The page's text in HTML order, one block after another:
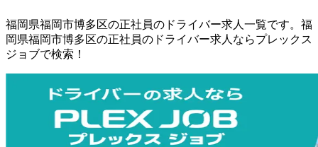
福岡県福岡市博多区の正社員の ドライバー求人一覧です。 福
岡県福岡市博多区の正社員の ドライバー求人ならプレックス
ジョブで検索！